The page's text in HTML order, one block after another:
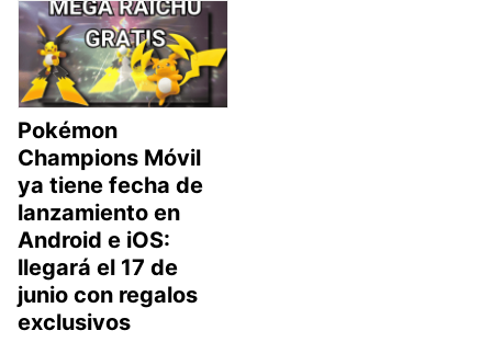
Pokémon
Champions Móvil
ya tiene fecha de
lanzamiento en
Android e iOS:
llegará el 17 de
junio con regalos
exclusivos